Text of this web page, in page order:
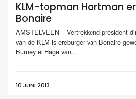
KLM-topman Hartman
Bonaire
AMSTELVEEN – Vertrekkend president-
van de KLM is ereburger van Bonaire
Burney el Hage van...
10 JUNI 2013